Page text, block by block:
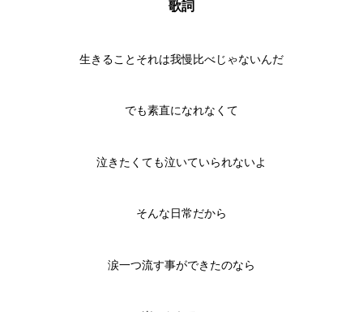
歌詞
生きることそれは我慢比べじゃないんだ
でも素直になれなくて
泣きたくても泣いていられないよ
そんな日常だから
涙一つ流す事ができたのなら